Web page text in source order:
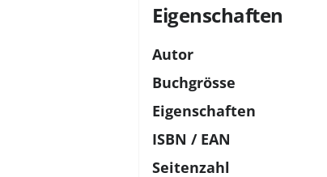
Eigenschaften
Autor
Buchgrösse
Eigenschaften
ISBN / EAN
Seitenzahl